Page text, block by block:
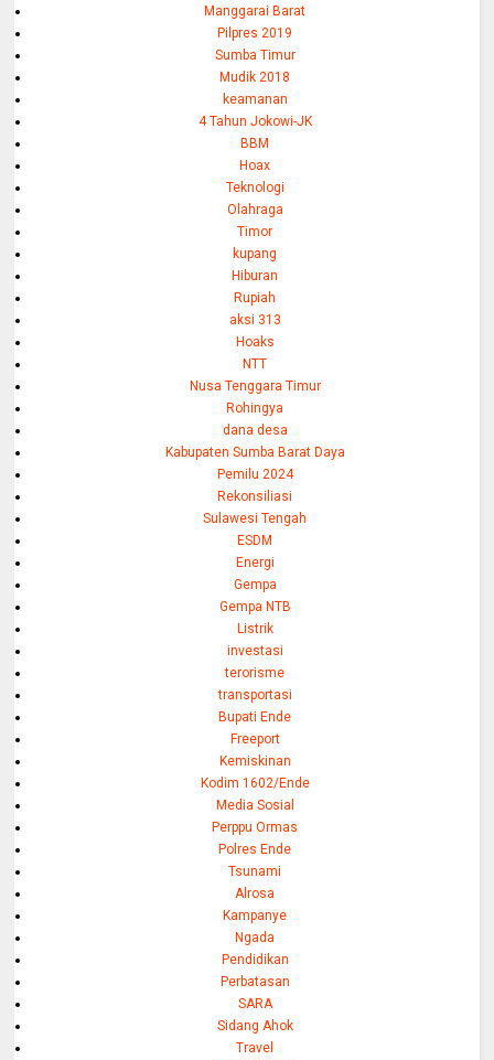
Manggarai Barat
Pilpres 2019
Sumba Timur
Mudik 2018
keamanan
4 Tahun Jokowi-JK
BBM
Hoax
Teknologi
Olahraga
Timor
kupang
Hiburan
Rupiah
aksi 313
Hoaks
NTT
Nusa Tenggara Timur
Rohingya
dana desa
Kabupaten Sumba Barat Daya
Pemilu 2024
Rekonsiliasi
Sulawesi Tengah
ESDM
Energi
Gempa
Gempa NTB
Listrik
investasi
terorisme
transportasi
Bupati Ende
Freeport
Kemiskinan
Kodim 1602/Ende
Media Sosial
Perppu Ormas
Polres Ende
Tsunami
Alrosa
Kampanye
Ngada
Pendidikan
Perbatasan
SARA
Sidang Ahok
Travel